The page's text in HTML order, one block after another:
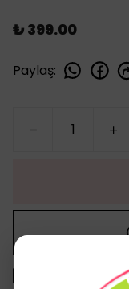
₺ 399.00
Paylaş:
1500 TL üzeri